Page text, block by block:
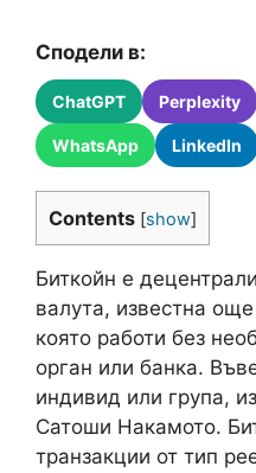
Сподели в:
ChatGPT Perplexity
WhatsApp LinkedIn
Contents [show]
Биткойн е
валута, известна
която работи без
орган или банка.
индивид или група,
Сатоши Накамото.
транзакции от тип